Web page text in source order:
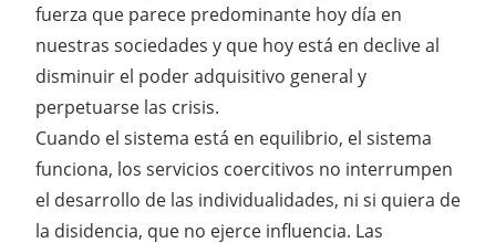
fuerza que parece predominante hoy día en
nuestras sociedades y que hoy está en declive al
disminuir el poder adquisitivo general y
perpetuarse las crisis.
Cuando el sistema está en equilibrio, el sistema
funciona, los servicios coercitivos no interrumpen
el desarrollo de las individualidades, ni si quiera de
la disidencia, que no ejerce influencia. Las